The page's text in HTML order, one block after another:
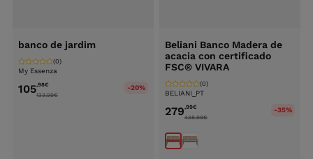
banco de jardim
My Essenza
(0)
105,98€
133.99€
-20%
Beliani Banco Madera de
acacia con certificado
FSC® VIVARA
BELIANI_PT
(0)
279,99€
438.99€
-35%